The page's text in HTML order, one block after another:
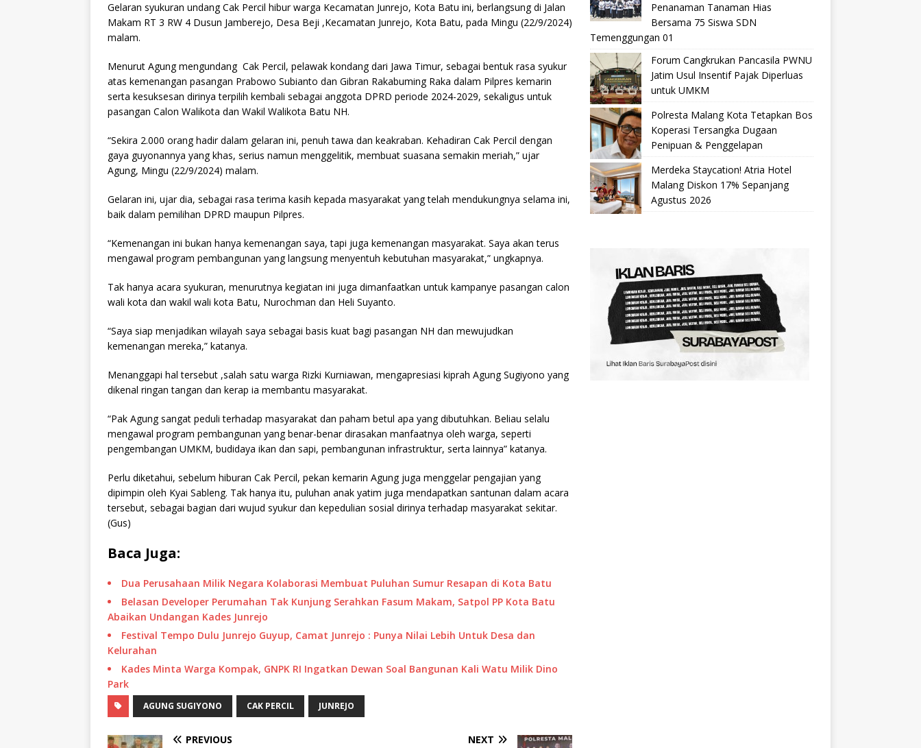
Gelaran syukuran undang Cak Percil hibur warga Kecamatan Junrejo, Kota Batu ini, berlangsung di Jalan
Makam RT 3 RW 4 Dusun Jamberejo, Desa Beji ,Kecamatan Junrejo, Kota Batu, pada Mingu (22/9/2024)
malam.
Menurut Agung mengundang Cak Percil, pelawak kondang dari Jawa Timur, sebagai bentuk rasa syukur
atas kemenangan pasangan Prabowo Subianto dan Gibran Rakabuming Raka dalam Pilpres kemarin
serta kesuksesan dirinya terpilih kembali sebagai anggota DPRD periode 2024-2029, sekaligus untuk
pasangan Calon Walikota dan Wakil Walikota Batu NH.
“Sekira 2.000 orang hadir dalam gelaran ini, penuh tawa dan keakraban. Kehadiran Cak Percil dengan
gaya guyonannya yang khas, serius namun menggelitik, membuat suasana semakin meriah,” ujar
Agung, Mingu (22/9/2024) malam.
Gelaran ini, ujar dia, sebagai rasa terima kasih kepada masyarakat yang telah mendukungnya selama ini,
baik dalam pemilihan DPRD maupun Pilpres.
“Kemenangan ini bukan hanya kemenangan saya, tapi juga kemenangan masyarakat. Saya akan terus
mengawal program pembangunan yang langsung menyentuh kebutuhan masyarakat,” ungkapnya.
Tak hanya acara syukuran, menurutnya kegiatan ini juga dimanfaatkan untuk kampanye pasangan calon
wali kota dan wakil wali kota Batu, Nurochman dan Heli Suyanto.
“Saya siap menjadikan wilayah saya sebagai basis kuat bagi pasangan NH dan mewujudkan
kemenangan mereka,” katanya.
Menanggapi hal tersebut ,salah satu warga Rizki Kurniawan, mengapresiasi kiprah Agung Sugiyono yang
dikenal ringan tangan dan kerap ia membantu masyarakat.
“Pak Agung sangat peduli terhadap masyarakat dan paham betul apa yang dibutuhkan. Beliau selalu
mengawal program pembangunan yang benar-benar dirasakan manfaatnya oleh warga, seperti
pengembangan UMKM, budidaya ikan dan sapi, pembangunan infrastruktur, serta lainnya” katanya.
Perlu diketahui, sebelum hiburan Cak Percil, pekan kemarin Agung juga menggelar pengajian yang
dipimpin oleh Kyai Sableng. Tak hanya itu, puluhan anak yatim juga mendapatkan santunan dalam acara
tersebut, sebagai bagian dari wujud syukur dan kepedulian sosial dirinya terhadap masyarakat sekitar.
(Gus)
Baca Juga:
Dua Perusahaan Milik Negara Kolaborasi Membuat Puluhan Sumur Resapan di Kota Batu
Belasan Developer Perumahan Tak Kunjung Serahkan Fasum Makam, Satpol PP Kota Batu
Abaikan Undangan Kades Junrejo
Festival Tempo Dulu Junrejo Guyup, Camat Junrejo : Punya Nilai Lebih Untuk Desa dan
Kelurahan
Kades Minta Warga Kompak, GNPK RI Ingatkan Dewan Soal Bangunan Kali Watu Milik Dino
Park
AGUNG SUGIYONO CAK PERCIL JUNREJO
PREVIOUS NEXT
Penanaman Tanaman Hias
Bersama 75 Siswa SDN
Temenggungan 01
Forum Cangkrukan Pancasila PWNU
Jatim Usul Insentif Pajak Diperluas
untuk UMKM
Polresta Malang Kota Tetapkan Bos
Koperasi Tersangka Dugaan
Penipuan & Penggelapan
Merdeka Staycation! Atria Hotel
Malang Diskon 17% Sepanjang
Agustus 2026